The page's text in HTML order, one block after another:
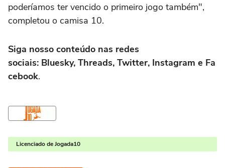
poderíamos ter vencido o primeiro jogo também",
completou o camisa 10.
Siga nosso conteúdo nas redes
sociais: Bluesky, Threads, Twitter, Instagram e Fa
cebook.
Licenciado de Jogada10